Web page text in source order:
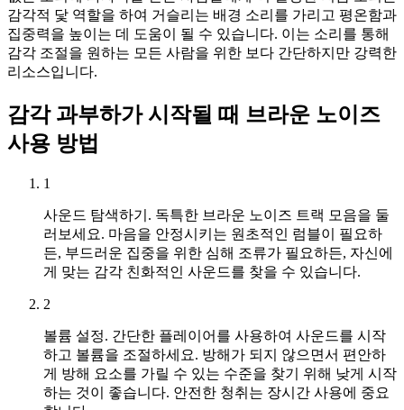
감각적 닻 역할을 하여 거슬리는 배경 소리를 가리고 평온함과
집중력을 높이는 데 도움이 될 수 있습니다. 이는 소리를 통해
감각 조절을 원하는 모든 사람을 위한 보다 간단하지만 강력한
리소스입니다.
감각 과부하가 시작될 때 브라운 노이즈
사용 방법
1
사운드 탐색하기. 독특한 브라운 노이즈 트랙 모음을 둘
러보세요. 마음을 안정시키는 원초적인 럼블이 필요하
든, 부드러운 집중을 위한 심해 조류가 필요하든, 자신에
게 맞는 감각 친화적인 사운드를 찾을 수 있습니다.
2
볼륨 설정. 간단한 플레이어를 사용하여 사운드를 시작
하고 볼륨을 조절하세요. 방해가 되지 않으면서 편안하
게 방해 요소를 가릴 수 있는 수준을 찾기 위해 낮게 시작
하는 것이 좋습니다. 안전한 청취는 장시간 사용에 중요